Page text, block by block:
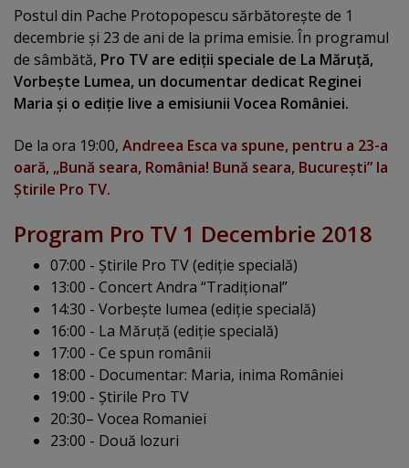
Postul din Pache Protopopescu sărbătoreşte de 1
decembrie şi 23 de ani de la prima emisie. În programul
de sâmbătă, Pro TV are ediţii speciale de La Măruţă,
Vorbeşte Lumea, un documentar dedicat Reginei
Maria şi o ediţie live a emisiunii Vocea României.
De la ora 19:00, Andreea Esca va spune, pentru a 23-a
oară, „Bună seara, România! Bună seara, Bucureşti” la
Ştirile Pro TV.
Program Pro TV 1 Decembrie 2018
07:00 - Ştirile Pro TV (ediţie specială)
13:00 - Concert Andra “Tradiţional”
14:30 - Vorbeşte lumea (ediţie specială)
16:00 - La Măruţă (ediţie specială)
17:00 - Ce spun românii
18:00 - Documentar: Maria, inima României
19:00 - Ştirile Pro TV
20:30– Vocea Romaniei
23:00 - Două lozuri